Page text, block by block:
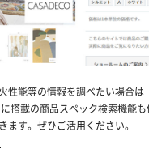
性能等の情報を調べたい場合は
搭載の商品スペック検索機能も
ます。ぜひご活用ください。